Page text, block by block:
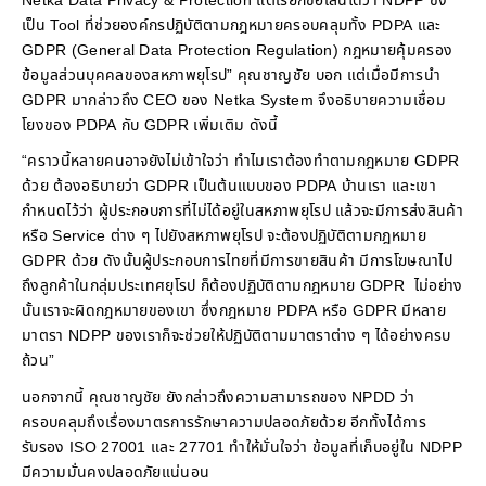
เป็น Tool ที่ช่วยองค์กรปฏิบัติตามกฎหมายครอบคลุมทั้ง PDPA และ
GDPR (General Data Protection Regulation) กฎหมายคุ้มครอง
ข้อมูลส่วนบุคคลของสหภาพยุโรป” คุณชาญชัย บอก แต่เมื่อมีการนำ
GDPR มากล่าวถึง CEO ของ Netka System จึงอธิบายความเชื่อม
โยงของ PDPA กับ GDPR เพิ่มเติม ดังนี้
“คราวนี้หลายคนอาจยังไม่เข้าใจว่า ทำไมเราต้องทำตามกฎหมาย GDPR
ด้วย ต้องอธิบายว่า GDPR เป็นต้นแบบของ PDPA บ้านเรา และเขา
กำหนดไว้ว่า ผู้ประกอบการที่ไม่ได้อยู่ในสหภาพยุโรป แล้วจะมีการส่งสินค้า
หรือ Service ต่าง ๆ ไปยังสหภาพยุโรป จะต้องปฏิบัติตามกฎหมาย
GDPR ด้วย ดังนั้นผู้ประกอบการไทยที่มีการขายสินค้า มีการโฆษณาไป
ถึงลูกค้าในกลุ่มประเทศยุโรป ก็ต้องปฏิบัติตามกฎหมาย GDPR ไม่อย่าง
นั้นเราจะผิดกฎหมายของเขา ซึ่งกฎหมาย PDPA หรือ GDPR มีหลาย
มาตรา NDPP ของเราก็จะช่วยให้ปฏิบัติตามมาตราต่าง ๆ ได้อย่างครบ
ถ้วน”
นอกจากนี้ คุณชาญชัย ยังกล่าวถึงความสามารถของ NPDD ว่า
ครอบคลุมถึงเรื่องมาตรการรักษาความปลอดภัยด้วย อีกทั้งได้การ
รับรอง ISO 27001 และ 27701 ทำให้มั่นใจว่า ข้อมูลที่เก็บอยู่ใน NDPP
มีความมั่นคงปลอดภัยแน่นอน